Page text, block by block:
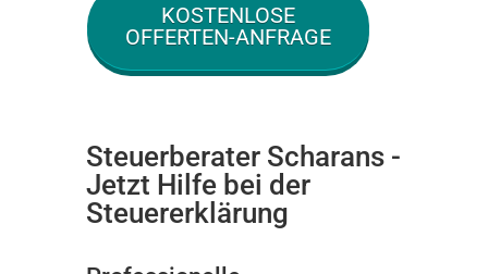
KOSTENLOSE
OFFERTEN-ANFRAGE
Steuerberater Scharans -
Jetzt Hilfe bei der
Steuererklärung